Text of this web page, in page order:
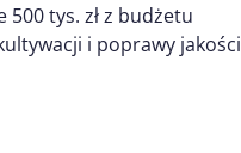
tys. zł z budżetu
i poprawy jakości